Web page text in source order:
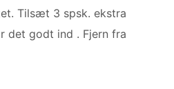
Tilsæt 3 spsk. ekstra
det godt ind . Fjern fra